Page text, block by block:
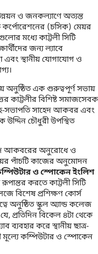
ও জনকল্যাণে অত্যন্ত
কর্পোরেশনের (চসিক) মেয়র
মধ্যে কাট্টলী সিটি
জন্য ল্যাবে
এবং স্থানীয় যোগাযোগ ও
অনুষ্ঠিত এক গুরুত্বপূর্ণ সভায়
কাট্টলীর বিশিষ্ট সমাজসেবক
সভাপতি সাহেদ আকবর এবং
উদ্দিন চৌধুরী উপস্থিত
আকবরের অনুরোধে ও
পাঁচটি কাজের অনুমোদন
ও স্পোকেন ইংলিশ
করতে কাট্টলী সিটি
বিশেষ প্রশিক্ষণ কোর্স
অনুষ্ঠিত স্কুল অ্যান্ড কলেজ
প্রতিদিন বিকেল ৪টা থেকে
ব্যবহার করে স্থানীয় ছাত্র-
মূল্যে কম্পিউটার ও স্পোকেন